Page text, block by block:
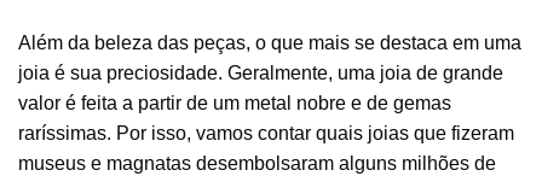
Além da beleza das peças, o que mais se destaca em uma
joia é sua preciosidade. Geralmente, uma joia de grande
valor é feita a partir de um metal nobre e de gemas
raríssimas. Por isso, vamos contar quais joias que fizeram
museus e magnatas desembolsaram alguns milhões de